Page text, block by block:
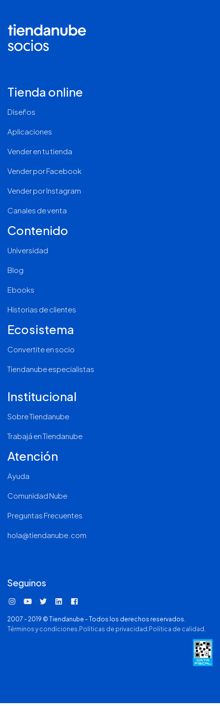
Tienda online
Diseños
Aplicaciones
Vender en tu tienda
Vender por Facebook
Vender por Instagram
Canales de venta
Contenido
Universidad
Blog
Ebooks
Historias de clientes
Ecosistema
Convertite en socio
Tiendanube especialistas
Institucional
Sobre Tiendanube
Trabajá en Tiendanube
Atención
Ayuda
Comunidad Nube
Preguntas Frecuentes
hola@tiendanube.com
Seguinos
tiendanube
tiendanube@TiendaNube
company/tienda-nube
2007 - 2019 © Tiendanube - Todos los derechos reservados.
Términos y condiciones. Políticas de privacidad. Política de calidad.